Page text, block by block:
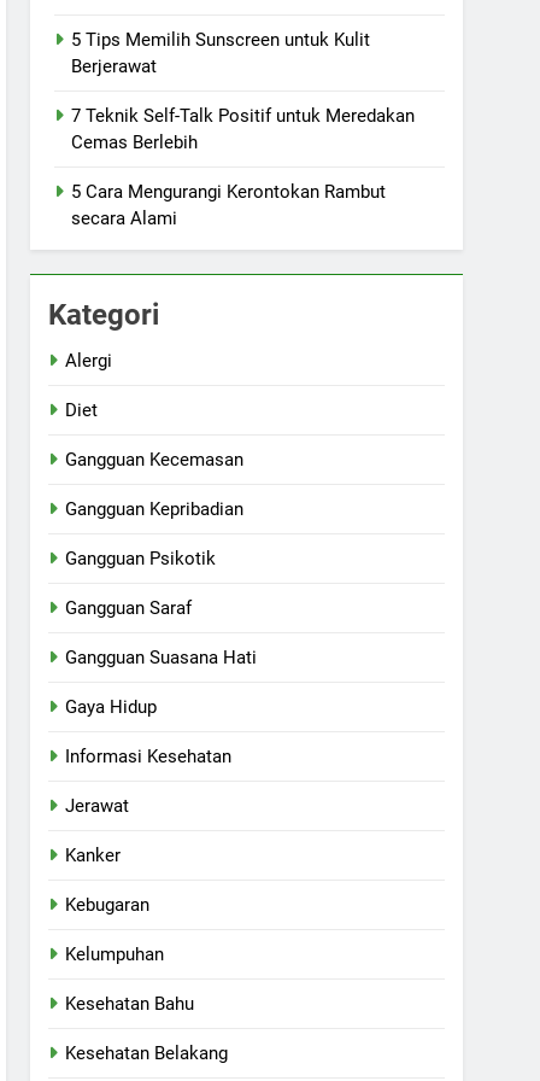
5 Tips Memilih Sunscreen untuk Kulit
Berjerawat
7 Teknik Self-Talk Positif untuk Meredakan
Cemas Berlebih
5 Cara Mengurangi Kerontokan Rambut
secara Alami
Kategori
Alergi
Diet
Gangguan Kecemasan
Gangguan Kepribadian
Gangguan Psikotik
Gangguan Saraf
Gangguan Suasana Hati
Gaya Hidup
Informasi Kesehatan
Jerawat
Kanker
Kebugaran
Kelumpuhan
Kesehatan Bahu
Kesehatan Belakang